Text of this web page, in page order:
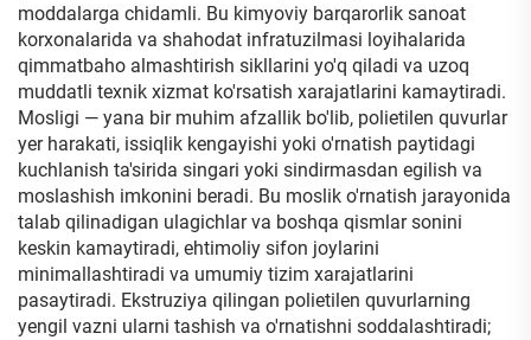
moddalarga chidamli. Bu kimyoviy barqarorlik sanoat
korxonalarida va shahodat infratuzilmasi loyihalarida
qimmatbaho almashtirish sikllarini yo'q qiladi va uzoq
muddatli texnik xizmat ko'rsatish xarajatlarini kamaytiradi.
Mosligi — yana bir muhim afzallik bo'lib, polietilen quvurlar
yer harakati, issiqlik kengayishi yoki o'rnatish paytidagi
kuchlanish ta'sirida singari yoki sindirmasdan egilish va
moslashish imkonini beradi. Bu moslik o'rnatish jarayonida
talab qilinadigan ulagichlar va boshqa qismlar sonini
keskin kamaytiradi, ehtimoliy sifon joylarini
minimallashtiradi va umumiy tizim xarajatlarini
pasaytiradi. Ekstruziya qilingan polietilen quvurlarning
yengil vazni ularni tashish va o'rnatishni soddalashtiradi;